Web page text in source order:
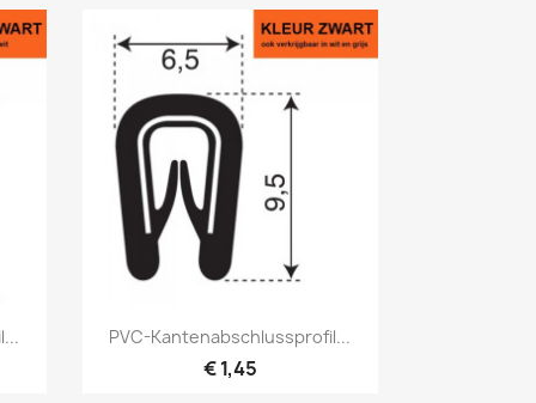
Vorschau
PVC-Kantenabschlussprofil...
€ 1,45